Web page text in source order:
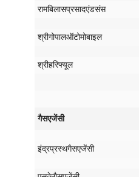
रामबिलासप्रसादएंडसंस
श्रीगोपालऑटोमोबाइल
श्रीहरिफ्यूल
गैसएजेंसी
इंद्रप्रस्थगैसएजेंसी